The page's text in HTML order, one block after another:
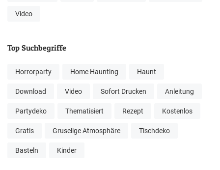
Video
Top Suchbegriffe
Horrorparty Home Haunting Haunt
Download Video Sofort Drucken Anleitung
Partydeko Thematisiert Rezept Kostenlos
Gratis Gruselige Atmosphäre Tischdeko
Basteln Kinder